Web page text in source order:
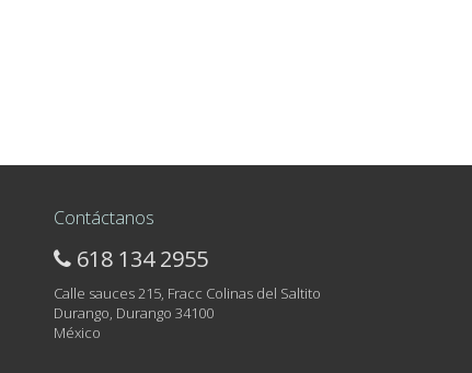
Contáctanos
618 134 2955
Calle sauces 215, Fracc Colinas del Saltito
Durango, Durango 34100
México